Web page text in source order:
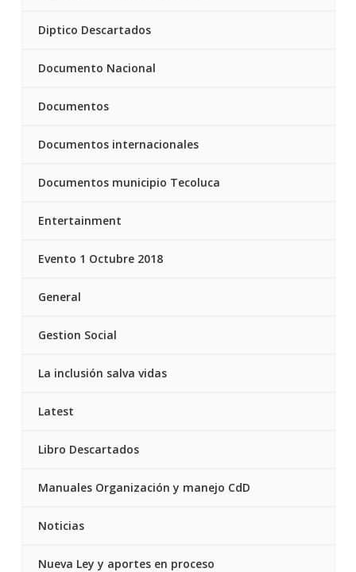
Diptico Descartados
Documento Nacional
Documentos
Documentos internacionales
Documentos municipio Tecoluca
Entertainment
Evento 1 Octubre 2018
General
Gestion Social
La inclusión salva vidas
Latest
Libro Descartados
Manuales Organización y manejo CdD
Noticias
Nueva Ley y aportes en proceso